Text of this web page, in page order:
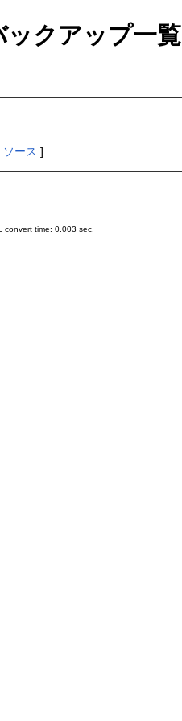
ックアップ一覧
ソース ]
convert time: 0.003 sec.